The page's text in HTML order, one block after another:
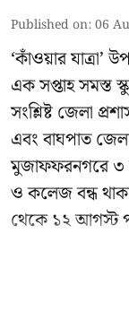
Published on:06
‘কাঁওয়ার যাত্রা’
এক সপ্তাহ সমস্ত
সংশ্লিষ্ট জেলা
এবং বাঘপাত
মুজাফফরনগরে ৩
ও কলেজ বন্ধ
থেকে ১২ আগস্ট